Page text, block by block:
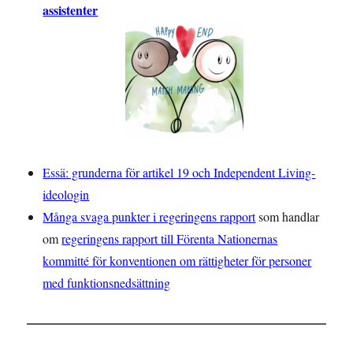
assistenter
Essä: grunderna för artikel 19 och Independent Living-
ideologin
Många svaga punkter i regeringens rapportsom handlar
omregeringens rapport till Förenta Nationernas
kommitté för konventionen om rättigheter för personer
med funktionsnedsättning